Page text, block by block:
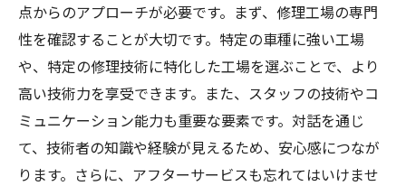
点からのアプローチが必要です。まず、修理工場の専門
性を確認することが大切です。特定の車種に強い工場
や、特定の修理技術に特化した工場を選ぶことで、より
高い技術力を享受できます。また、スタッフの技術やコ
ミュニケーション能力も重要な要素です。対話を通じ
て、技術者の知識や経験が見えるため、安心感につなが
ります。さらに、アフターサービスも忘れてはいけませ